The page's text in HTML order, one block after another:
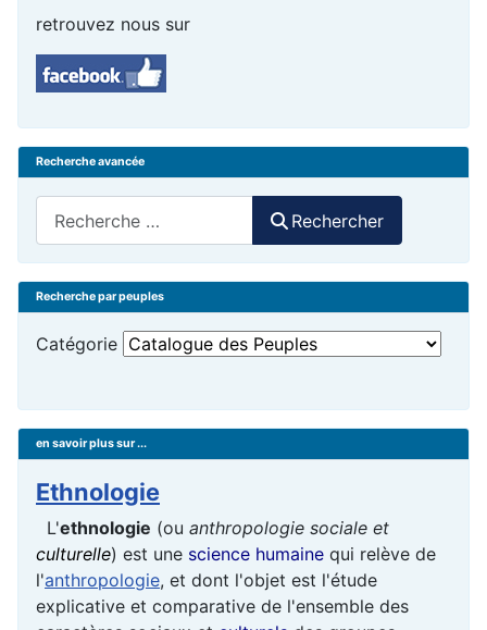
retrouvez nous sur
Recherche avancée
Rechercher
Recherche par peuples
Catégorie
en savoir plus sur ...
Ethnologie
L'ethnologie (ou anthropologie sociale et
culturelle) est une science humaine qui relève de
l'anthropologie, et dont l'objet est l'étude
explicative et comparative de l'ensemble des